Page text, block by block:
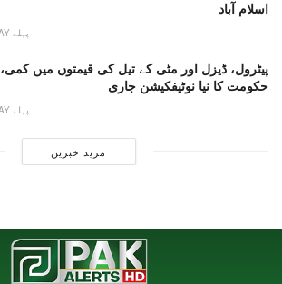
اسلام آباد
1 DAY پہلے
پیٹرول، ڈیزل اور مٹی کے تیل کی قیمتوں میں کمی،
حکومت کا نیا نوٹیفکیشن جاری
1 DAY پہلے
مزید خبریں